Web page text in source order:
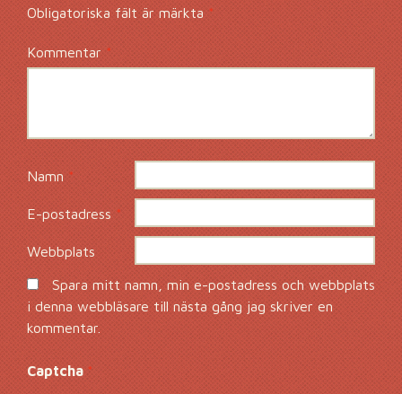
Obligatoriska fält är märkta *
Kommentar*
Namn*
E-postadress *
Webbplats
Spara mitt namn, min e-postadress och webbplats
i denna webbläsare till nästa gång jag skriver en
kommentar.
Captcha *